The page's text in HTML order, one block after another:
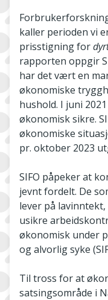
kaller perioden vi
prisstigning for
rapporten oppgir
har det vært en
økonomiske
hushold. I juni
økonomisk sikre.
økonomiske
pr. oktober 2023
SIFO påpeker at
jevnt fordelt. De
lever på
usikre
økonomisk under
og alvorlig syke
Til tross for at
satsingsområde i